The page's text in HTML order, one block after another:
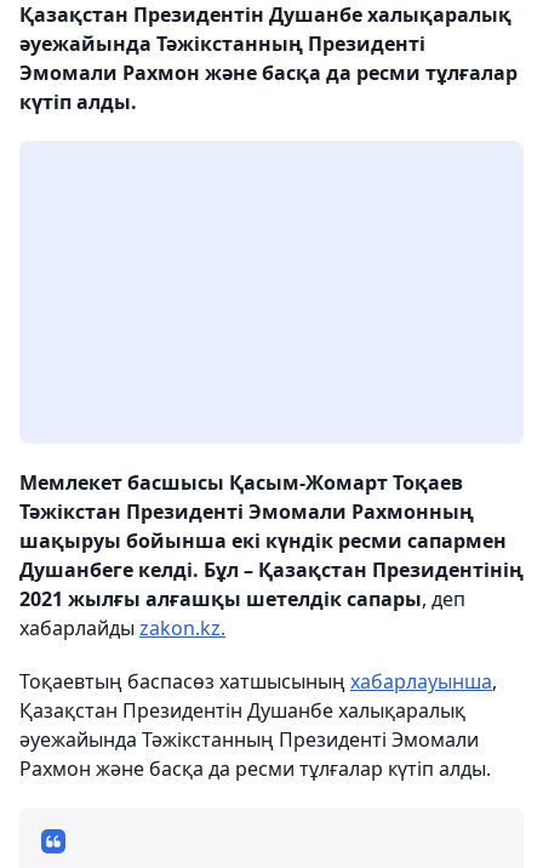
Қазақстан Президентін Душанбе халықаралық
әуежайында Тәжікстанның Президенті
Эмомали Рахмон және басқа да ресми тұлғалар
күтіп алды.
Мемлекет басшысы Қасым-Жомарт Тоқаев
Тәжікстан Президенті Эмомали Рахмонның
шақыруы бойынша екі күндік ресми сапармен
Душанбеге келді. Бұл – Қазақстан Президентінің
2021 жылғы алғашқы шетелдік сапары, деп
хабарлайды zakon.kz.
Тоқаевтың баспасөз хатшысының хабарлауынша,
Қазақстан Президентін Душанбе халықаралық
әуежайында Тәжікстанның Президенті Эмомали
Рахмон және басқа да ресми тұлғалар күтіп алды.